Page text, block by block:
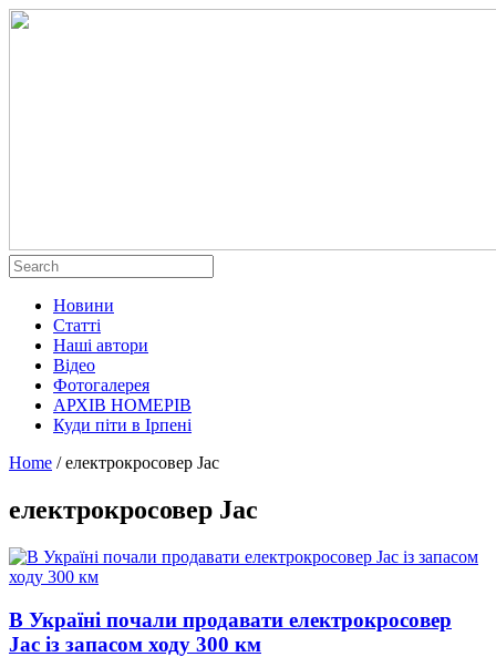
Новини
Статті
Наші автори
Відео
Фотогалерея
АРХІВ НОМЕРІВ
Куди піти в Ірпені
Home / електрокросовер Jac
електрокросовер Jac
В Україні почали продавати електрокросовер
Jac із запасом ходу 300 км